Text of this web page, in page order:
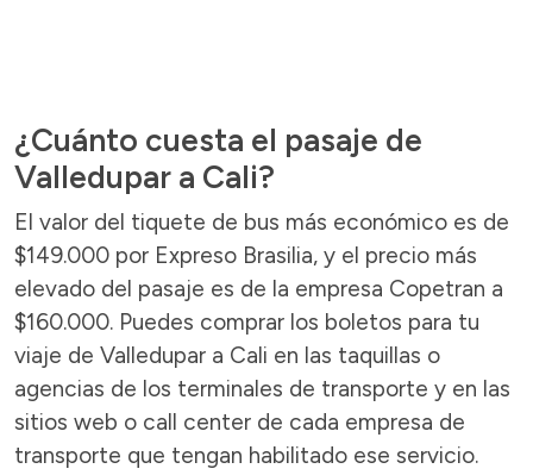
¿Cuánto cuesta el pasaje de
Valledupar a Cali?
El valor del tiquete de bus más económico es de
$149.000 por Expreso Brasilia, y el precio más
elevado del pasaje es de la empresa Copetran a
$160.000. Puedes comprar los boletos para tu
viaje de Valledupar a Cali en las taquillas o
agencias de los terminales de transporte y en las
sitios web o call center de cada empresa de
transporte que tengan habilitado ese servicio.